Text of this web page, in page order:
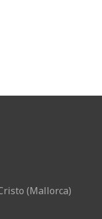
(Mallorca)